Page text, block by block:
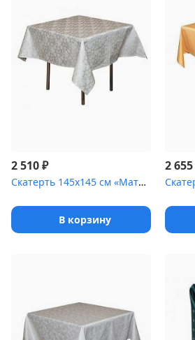
2 510₽
Скатерть 145х145 см «Мати» белая [(цветок)]
В корзину
2 655